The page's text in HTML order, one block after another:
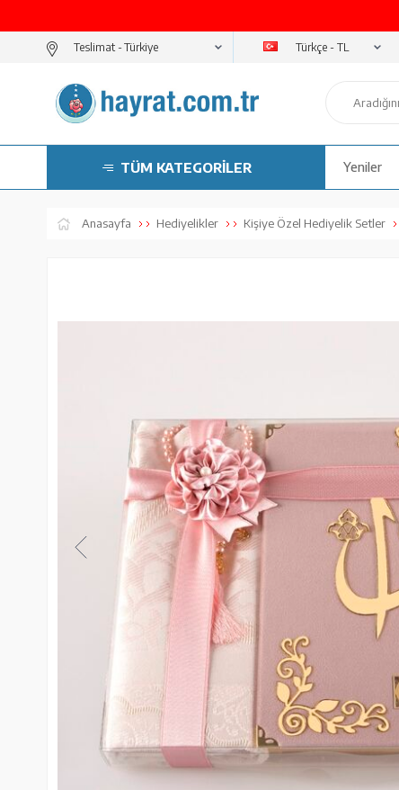
Teslimat - Türkçe - TL
TÜM KATEGORİLER Yeniler
Anasayfa Hediyelikler Kişiye Özel Hediyelik Setler